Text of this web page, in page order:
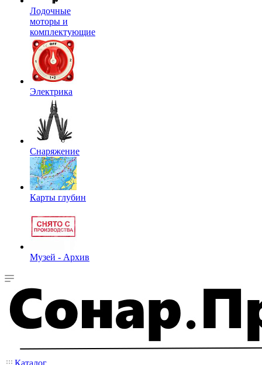
Лодочные
моторы и
комплектующие
Электрика
Снаряжение
Карты глубин
Музей - Архив
Каталог